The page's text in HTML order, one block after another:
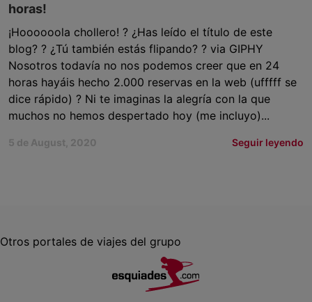
horas!
¡Hoooooola chollero! ? ¿Has leído el título de este
blog? ? ¿Tú también estás flipando? ? via GIPHY
Nosotros todavía no nos podemos creer que en 24
horas hayáis hecho 2.000 reservas en la web (ufffff se
dice rápido) ? Ni te imaginas la alegría con la que
muchos no hemos despertado hoy (me incluyo)...
5 de August, 2020 Seguir leyendo
Otros portales de viajes del grupo